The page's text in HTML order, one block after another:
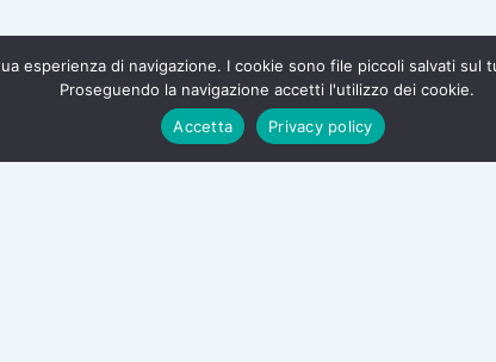
e difendi i tuoi diritti.
esperienza di navigazione. I cookie sono file piccoli salvati sul
Proseguendo la navigazione accetti l'utilizzo dei cookie.
Accetta
Privacy policy